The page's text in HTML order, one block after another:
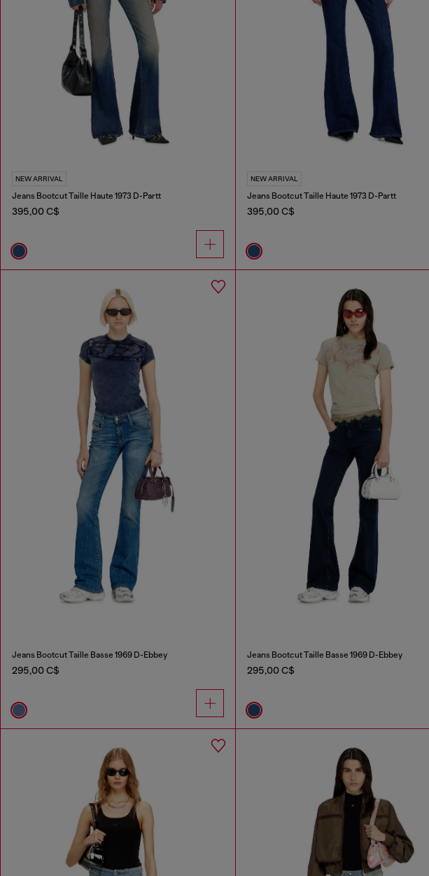
NEW ARRIVAL
Jeans Bootcut Taille Haute 1973 D-Partt
395,00 C$
NEW ARRIVAL
Jeans Bootcut Taille Haute 1973 D-Partt
395,00 C$
Jeans Bootcut Taille Basse 1969 D-Ebbey
295,00 C$
Jeans Bootcut Taille Basse 1969 D-Ebbey
295,00 C$